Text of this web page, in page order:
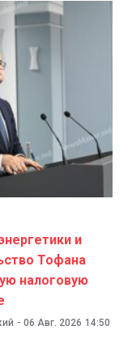
и
Тофана
налоговую
- 06 Авг. 2026 14:50